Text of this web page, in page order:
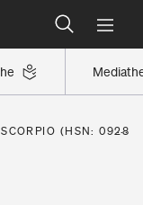
(HSN: 0928,